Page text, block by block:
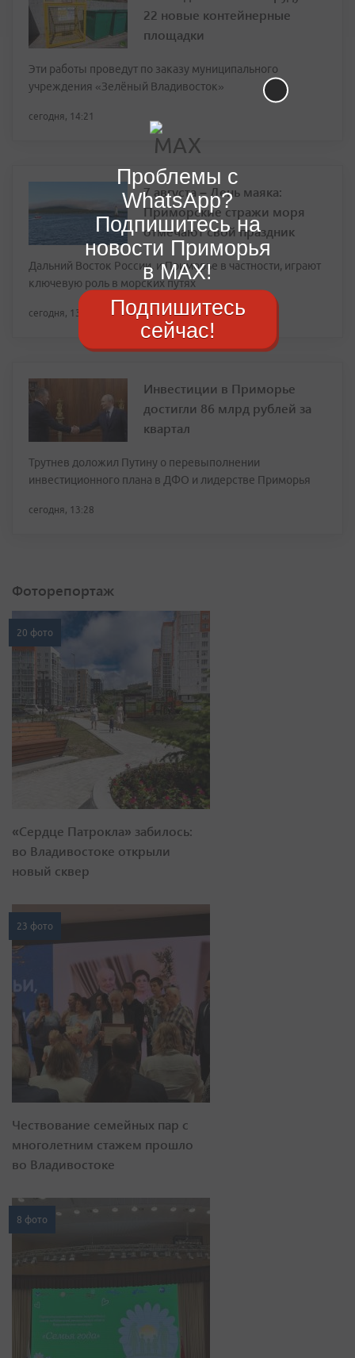
22 новые контейнерные
площадки
Эти работы проведут по заказу муниципального
учреждения «Зелёный Владивосток»
сегодня, 14:21
7 августа – День маяка:
Приморские стражи моря
отмечают свой праздник
Дальний Восток России, и Приморье в частности, играют
ключевую роль в морских путях
сегодня, 13:46
Инвестиции в Приморье
достигли 86 млрд рублей за
квартал
Трутнев доложил Путину о перевыполнении
инвестиционного плана в ДФО и лидерстве Приморья
сегодня, 13:28
Фоторепортаж
20 фото
«Сердце Патрокла» забилось:
во Владивостоке открыли
новый сквер
23 фото
Чествование семейных пар с
многолетним стажем прошло
во Владивостоке
8 фото
Проблемы с
WhatsApp?
Подпишитесь на
новости Приморья
в MAX!
Подпишитесь
сейчас!